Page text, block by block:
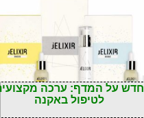
חדש על המדף: ערכה
לטיפול באקנה